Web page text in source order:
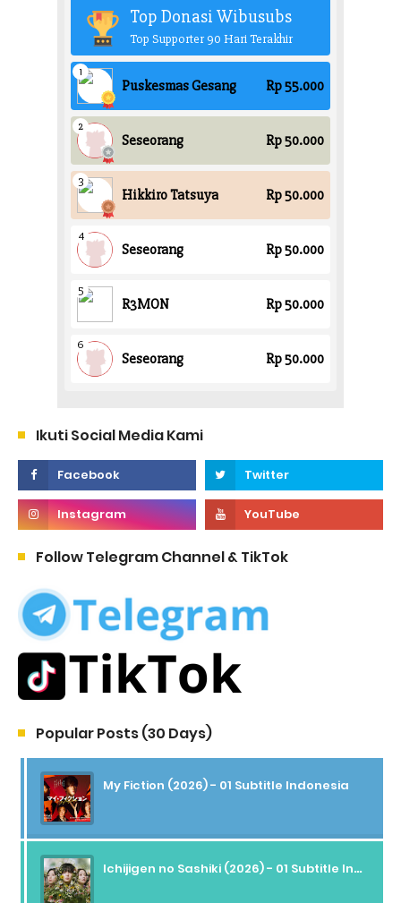
Ikuti Social Media Kami
Follow Telegram Channel & TikTok
Popular Posts (30 Days)
My Fiction (2026) - 01 Subtitle Indonesia
Ichijigen no Sashiki (2026) - 01 Subtitle Indonesia